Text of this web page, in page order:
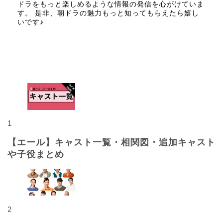
ドラをもっと楽しめるような情報の発信を心がけていま
す。 是非、朝ドラの魅力もっと知ってもらえたら嬉し
いです♪
1
【エール】キャスト一覧・相関図・追加キャスト
や子役まとめ
2